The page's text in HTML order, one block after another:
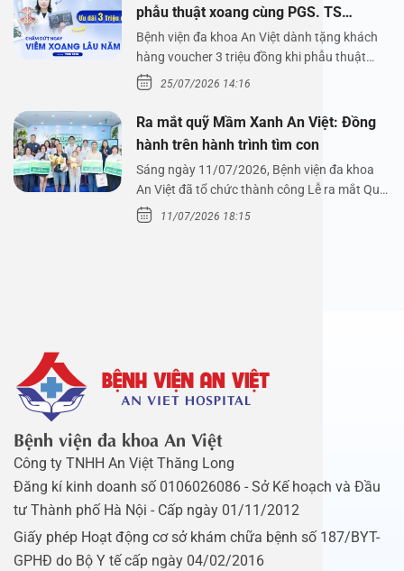
phẫu thuật xoang cùng PGS. TS
Nguyễn Thị Hoài An
Bệnh viện đa khoa An Việt dành tặng khách
hàng voucher 3 triệu đồng khi phẫu thuật
xoang cùng PGS.…
25/07/2026 14:16
Ra mắt quỹ Mầm Xanh An Việt: Đồng
hành trên hành trình tìm con
Sáng ngày 11/07/2026, Bệnh viện đa khoa
An Việt đã tổ chức thành công Lễ ra mắt Quỹ
Mầm Xanh…
11/07/2026 18:15
Bệnh viện đa khoa An Việt
Công ty TNHH An Việt Thăng Long
Đăng kí kinh doanh số 0106026086 - Sở Kế hoạch và Đầu
tư Thành phố Hà Nội - Cấp ngày 01/11/2012
Giấy phép Hoạt động cơ sở khám chữa bệnh số 187/BYT-
GPHĐ do Bộ Y tế cấp ngày 04/02/2016